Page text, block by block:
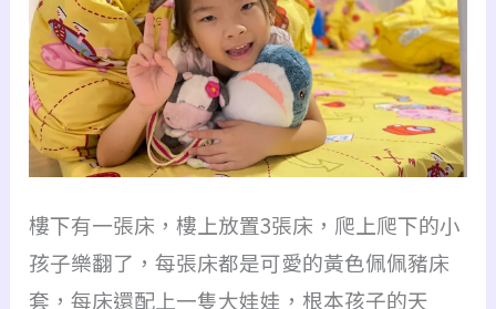
樓下有一張床，樓上放置3張床，爬上爬下的小
孩子樂翻了，每張床都是可愛的黃色佩佩豬床
套，每床還配上一隻大娃娃，根本孩子的天